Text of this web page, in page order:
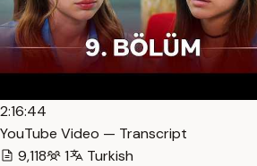
2:16:44
YouTube Video — Transcript
9,118
1 Turkish